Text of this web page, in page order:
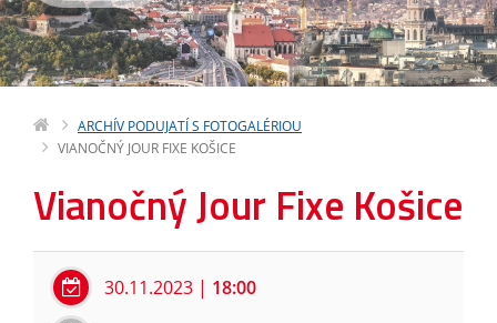
ARCHÍV PODUJATÍ S FOTOGALÉRIOU
VIANOČNÝ JOUR FIXE KOŠICE
Vianočný Jour Fixe Košice
30.11.2023 | 18:00